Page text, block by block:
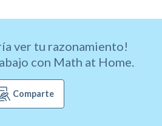
ver tu razonamiento!
con Math at Home.
Comparte